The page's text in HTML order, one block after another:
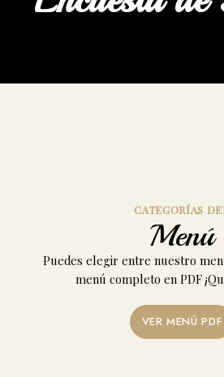
CATEGORÍAS
Menú
Puedes elegir entre nuestro
menú completo en PDF
VER MENÚ PDF